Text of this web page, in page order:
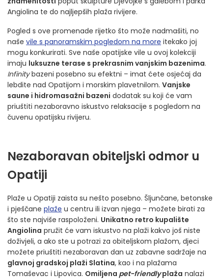
Angiolina te do najljepših plaža rivijere.
Pogled s ove promenade rijetko što može nadmašiti, no
naše vile s panoramskim pogledom na more itekako joj
mogu konkurirati. Sve naše opatijske vile u ovoj kolekciji
imaju luksuzne terase s prekrasnim vanjskim bazenima.
Infinitybazeni posebno su efektni – imat ćete osjećaj da
lebdite nad Opatijom i morskim plavetnilom. Vanjske
saune i hidromasažni bazeni dodatak su koji će vam
priuštiti nezaboravno iskustvo relaksacije s pogledom na
čuvenu opatijsku rivijeru.
Nezaboravan obiteljski odmor u
Opatiji
Plaže u Opatiji zaista su nešto posebno. Šljunčane, betonske
i pješčane plaže u centru ili izvan njega – možete birati za
što ste najviše raspoloženi. Unikatno retro kupalište
Angiolina pružit će vam iskustvo na plaži kakvo još niste
doživjeli, a ako ste u potrazi za obiteljskom plažom, djeci
možete priuštiti nezaboravan dan uz zabavne sadržaje na
glavnoj gradskoj plaži Slatina, kao i na plažama
Tomaševac i Lipovica. Omiljena pet-friendlyplaža nalazi